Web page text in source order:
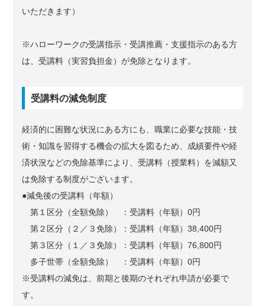
いただきます）
※ハローワークの受講指示・受講推薦・支援指示のある方
は、受講料（実習負担金）が免除となります。
受講料の減免制度
経済的に困難な状況にある方にも、職業に必要な技能・技
術・知識を習得する機会の拡大を図るため、成績要件や経
済状況などの免除基準により、受講料（授業料）を減額又
は免除する制度がございます。
●減免後の受講料（年額）
第１区分（全額免除） ：受講料（年額）0円
第２区分（２／３免除）：受講料（年額）38,400円
第３区分（１／３免除）：受講料（年額）76,800円
多子世帯（全額免除） ：受講料（年額）0円
※受講料の減免は、前期と後期のそれぞれ申請が必要で
す。